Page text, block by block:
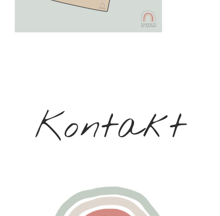
Kontakt